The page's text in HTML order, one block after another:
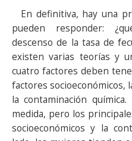
En definitiva, hay una
pueden responder:
descenso de la tasa de
existen varias teorías y
cuatro factores deben
factores socioeconómicos,
la contaminación
medida, pero los
socioeconómicos y la